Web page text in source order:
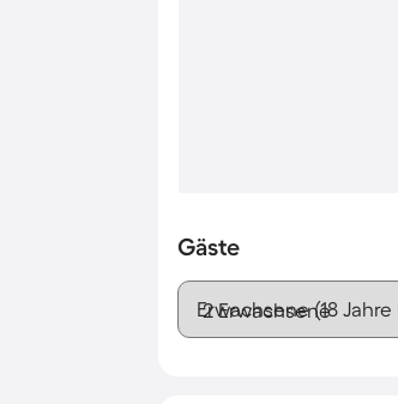
Gäste
Erwachsene (18